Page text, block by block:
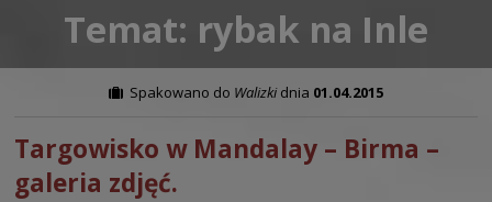
Temat: rybak na Inle
Spakowano do Walizkidnia 01.04.2015
Targowisko w Mandalay – Birma –
galeria zdjęć.